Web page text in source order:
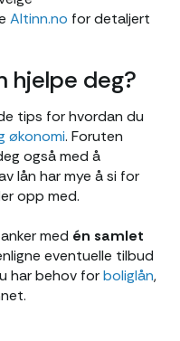
Altinn.no for detaljert
hjelpe deg?
tips for hvordan du
økonomi. Foruten
også med å
lån har mye å si for
opp med.
med én samlet
eventuelle tilbud
har behov forboliglån,